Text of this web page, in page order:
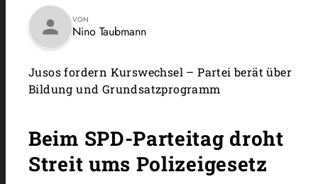
person VON
Nino Taubmann
Jusos fordern Kurswechsel – Partei berät über
Bildung und Grundsatzprogramm
Beim SPD-Parteitag droht
Streit ums Polizeigesetz